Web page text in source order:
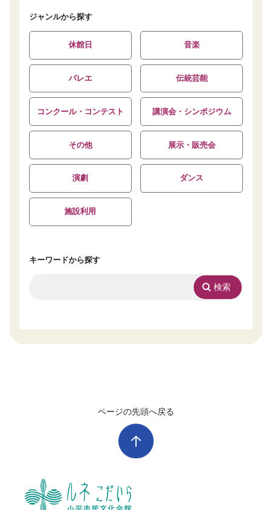
ジャンルから探す
休館日 音楽
バレエ 伝統芸能
コンクール・コンテスト 講演会・シンポジウム
その他 展示・販売会
演劇 ダンス
施設利用
キーワードから探す
ページの先頭へ戻る